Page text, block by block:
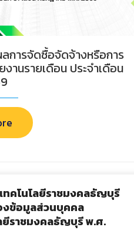
ทคโนโลยีราชมงคลธัญบุรี
งข้อมูลส่วนบุคคล
ยีราชมงคลธัญบุรี พ.ศ.
การจัดซื้อจัดจ้างหรือการ
านรายเดือน ประจำเดือน